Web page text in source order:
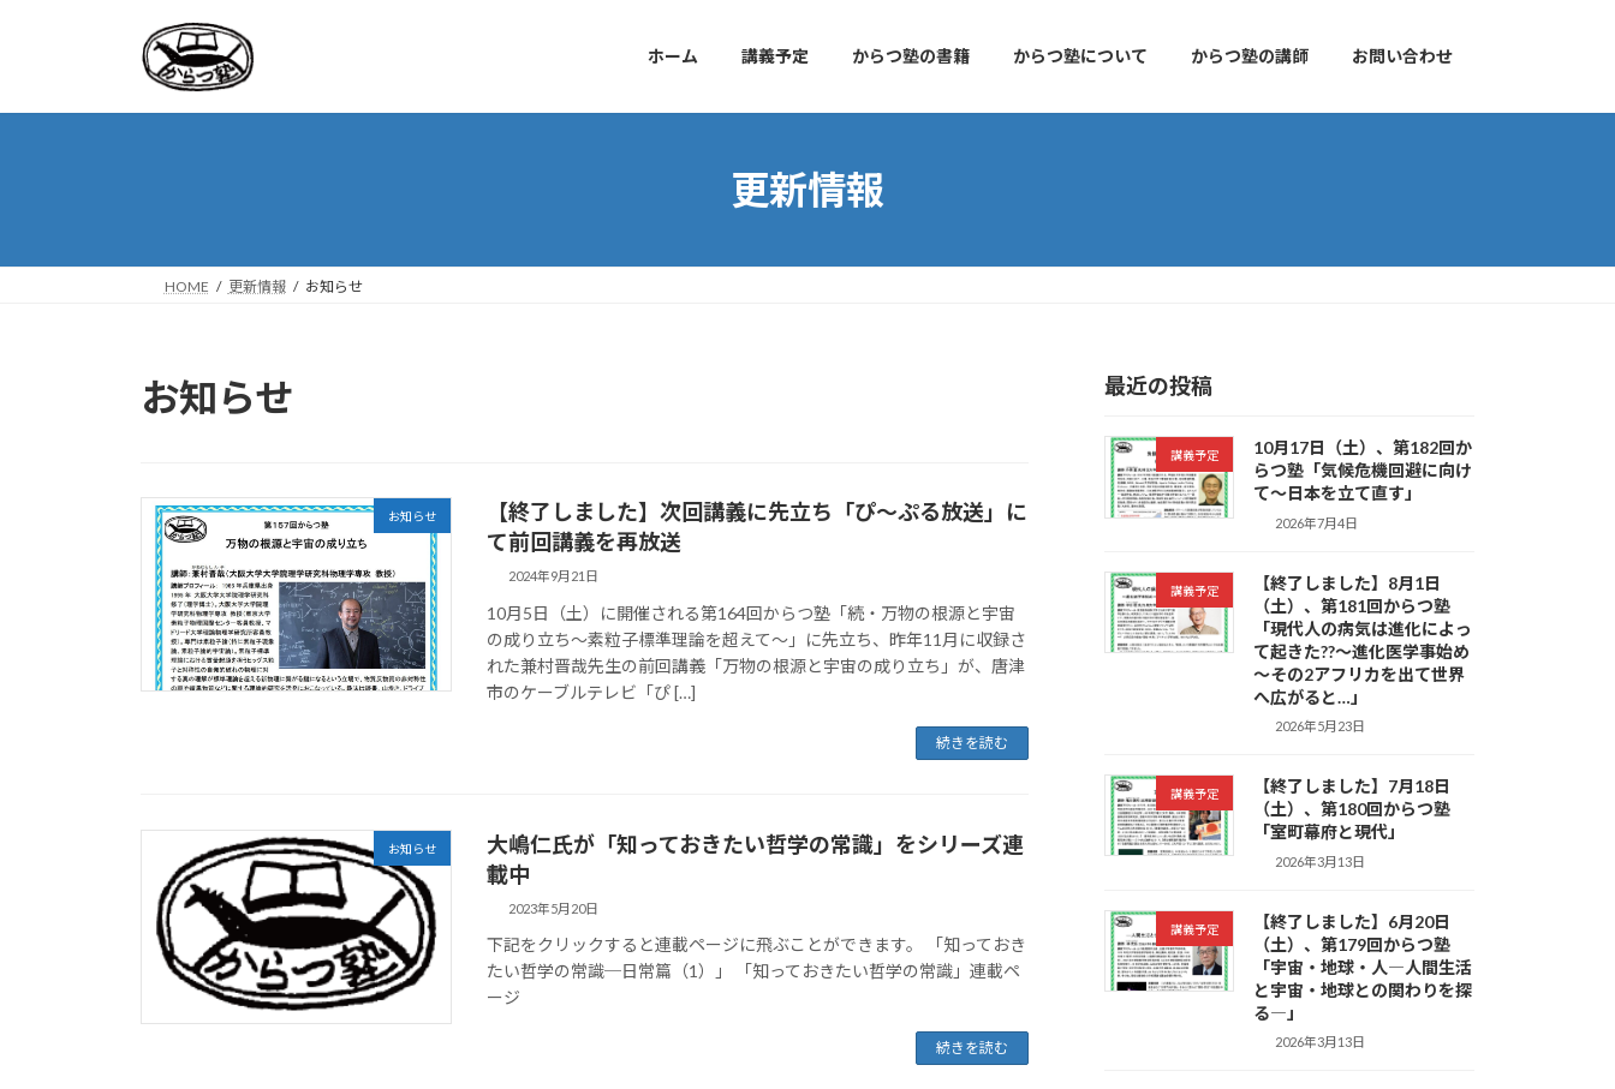
プ
動
ホーム 講義予定 からつ塾の書籍 からつ塾について からつ塾の講師 お問い合わせ
更新情報
HOME 更新情報 お知らせ
お知らせ
お知らせ
【終了しました】次回講義に先立ち「ぴ～ぷる放送」に
て前回講義を再放送
2024年9月21日
10月5日（土）に開催される第164回からつ塾「続・万物の根源と宇宙
の成り立ち～素粒子標準理論を超えて～」に先立ち、昨年11月に収録さ
れた兼村晋哉先生の前回講義「万物の根源と宇宙の成り立ち」が、唐津
市のケーブルテレビ「ぴ […]
続きを読む
お知らせ
大嶋仁氏が「知っておきたい哲学の常識」をシリーズ連
載中
2023年5月20日
下記をクリックすると連載ページに飛ぶことができます。 「知っておき
たい哲学の常識─日常篇（1）」 「知っておきたい哲学の常識」連載ペ
ージ
続きを読む
最近の投稿
講義予定
10月17日（土）、第182回か
らつ塾「気候危機回避に向け
て～日本を立て直す」
2026年7月4日
講義予定
【終了しました】8月1日
（土）、第181回からつ塾
「現代人の病気は進化によっ
て起きた??～進化医学事始め
～その2アフリカを出て世界
へ広がると…」
2026年5月23日
講義予定
【終了しました】7月18日
（土）、第180回からつ塾
「室町幕府と現代」
2026年3月13日
講義予定
【終了しました】6月20日
（土）、第179回からつ塾
「宇宙・地球・人―人間生活
と宇宙・地球との関わりを探
る―」
2026年3月13日